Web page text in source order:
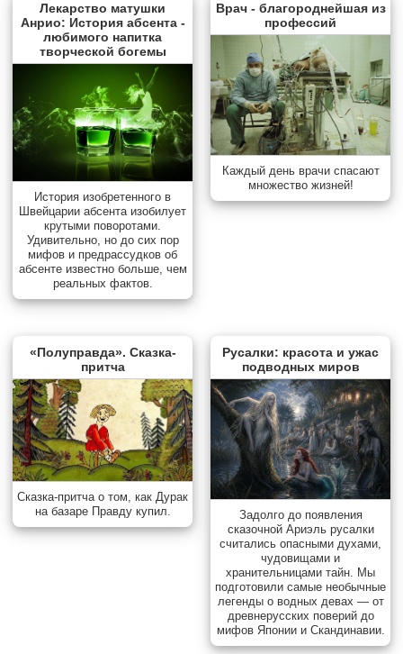
Лекарство матушки
Анрио: История абсента -
любимого напитка
творческой богемы
История изобретенного в
Швейцарии абсента изобилует
крутыми поворотами.
Удивительно, но до сих пор
мифов и предрассудков об
абсенте известно больше, чем
реальных фактов.
Врач - благороднейшая из
профессий
Каждый день врачи спасают
множество жизней!
«Полуправда». Сказка-
притча
Сказка-притча о том, как Дурак
на базаре Правду купил.
Русалки: красота и ужас
подводных миров
Задолго до появления
сказочной Ариэль русалки
считались опасными духами,
чудовищами и
хранительницами тайн. Мы
подготовили самые необычные
легенды о водных девах — от
древнерусских поверий до
мифов Японии и Скандинавии.